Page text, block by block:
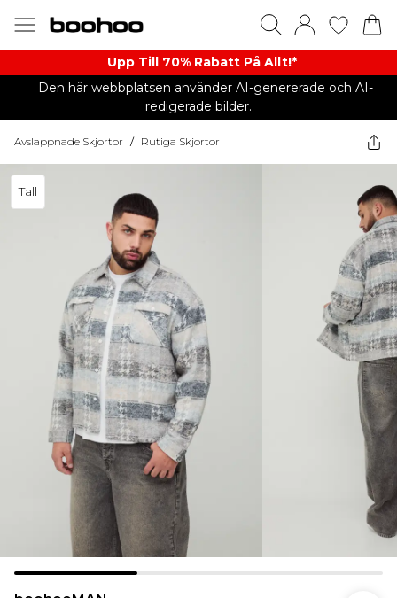
Upp Till 70% Rabatt På Allt!*
Den här webbplatsen använder AI-genererade och AI-
redigerade bilder.
Avslappnade Skjortor / Rutiga Skjortor
Tall